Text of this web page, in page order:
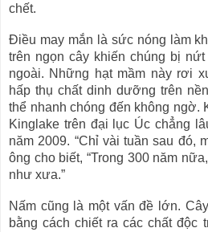
chết.
Điều may mắn là sức nóng làm
trên ngọn cây khiến chúng bị
ngoài. Những hạt mầm này rơi
hấp thụ chất dinh dưỡng trên
thể nhanh chóng đến không ngờ.
Kinglake trên đại lục Úc chẳng
năm 2009. “Chỉ vài tuần sau đó,
ông cho biết, “Trong 300 năm
như xưa.”
Nấm cũng là một vấn đề lớn.
bằng cách chiết ra các chất độc